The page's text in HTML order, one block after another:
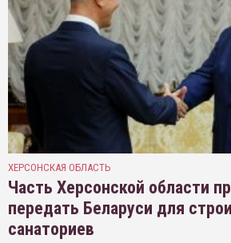
ХЕРСОНСКАЯ ОБЛАСТЬ
Часть Херсонской области
передать Беларуси для
санаториев